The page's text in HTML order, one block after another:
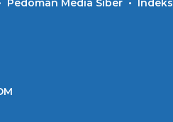
Pedoman Media Siber Indeks